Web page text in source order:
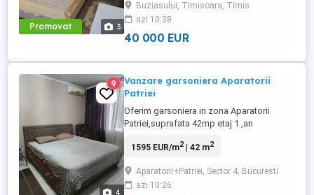
Promovat 3
Garsoniera este situata intr-o zona cu
acces facil la statii de troleibuz si
tramvaie,institutii de ...
Buziasului, Timisoara, Timis
azi 10:38
40 000 EUR
4
9
Vanzare garsoniera Aparatorii
Patriei
Oferim garsoniera in zona Aparatorii
Patriei,suprafata 42mp etaj 1 ,an
intr-o zona accesibila foarte aproape de
comun,cu acces rapid la piata,magazine
si centre comerciale,locuinta este bine
1595 EUR/m2| 42 m2
Aparatorii+Patriei, Sector 4, Bucuresti
azi 10:26